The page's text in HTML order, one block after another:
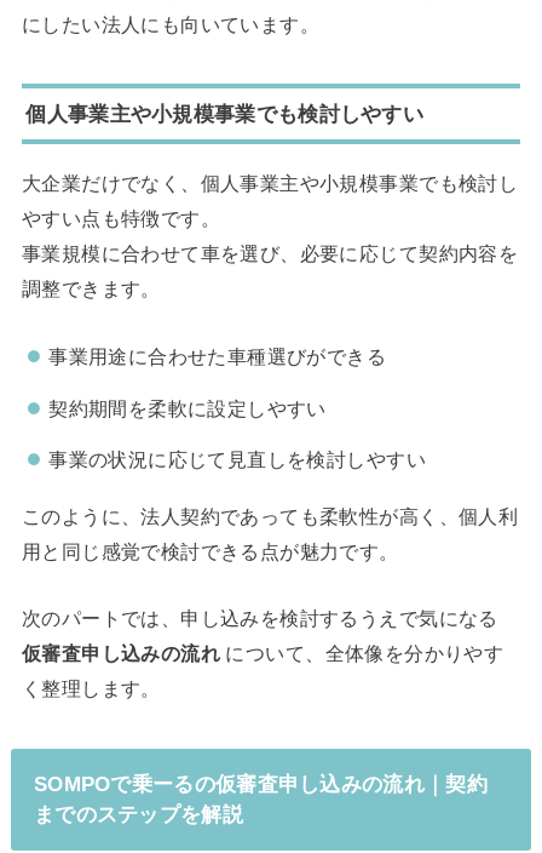
にしたい法人にも向いています。
個人事業主や小規模事業でも検討しやすい
大企業だけでなく、個人事業主や小規模事業でも検討し
やすい点も特徴です。
事業規模に合わせて車を選び、必要に応じて契約内容を
調整できます。
事業用途に合わせた車種選びができる
契約期間を柔軟に設定しやすい
事業の状況に応じて見直しを検討しやすい
このように、法人契約であっても柔軟性が高く、個人利
用と同じ感覚で検討できる点が魅力です。
次のパートでは、申し込みを検討するうえで気になる
仮審査申し込みの流れ について、全体像を分かりやす
く整理します。
SOMPOで乗ーるの仮審査申し込みの流れ｜契約
までのステップを解説